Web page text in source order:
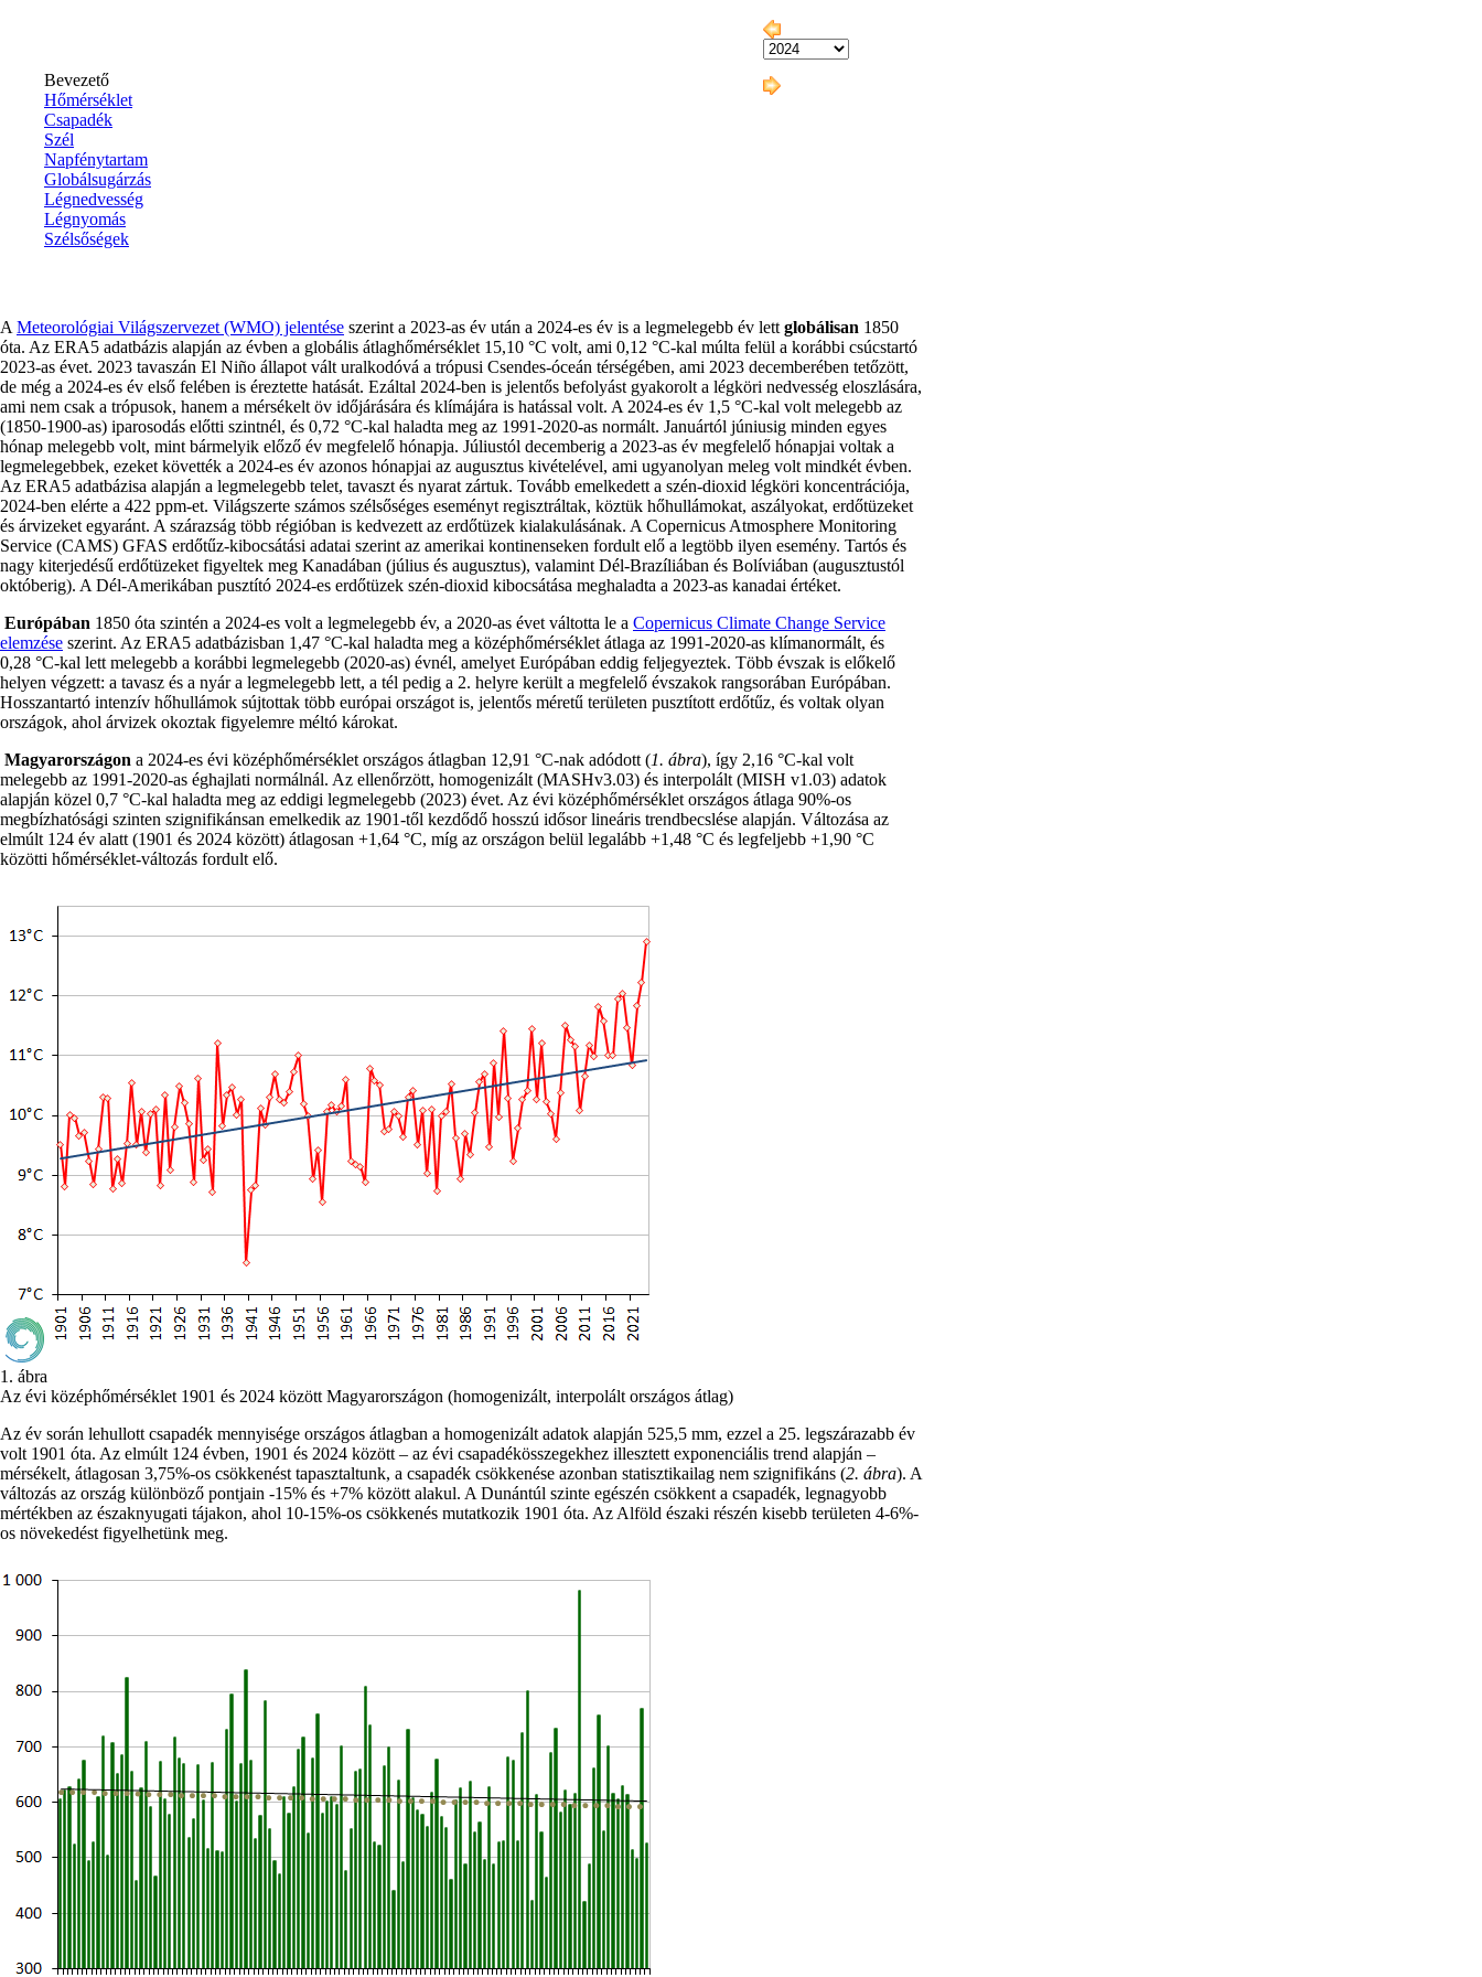
Bevezető
Hőmérséklet
Csapadék
Szél
Napfénytartam
Globálsugárzás
Légnedvesség
Légnyomás
Szélsőségek
A Meteorológiai Világszervezet (WMO) jelentése szerint a 2023-as év után a 2024-es év is a legmelegebb év lett globálisan 1850
óta. Az ERA5 adatbázis alapján az évben a globális átlaghőmérséklet 15,10 °C volt, ami 0,12 °C-kal múlta felül a korábbi csúcstartó
2023-as évet. 2023 tavaszán El Niño állapot vált uralkodóvá a trópusi Csendes-óceán térségében, ami 2023 decemberében tetőzött,
de még a 2024-es év első felében is éreztette hatását. Ezáltal 2024-ben is jelentős befolyást gyakorolt a légköri nedvesség eloszlására,
ami nem csak a trópusok, hanem a mérsékelt öv időjárására és klímájára is hatással volt. A 2024-es év 1,5 °C-kal volt melegebb az
(1850-1900-as) iparosodás előtti szintnél, és 0,72 °C-kal haladta meg az 1991-2020-as normált. Januártól júniusig minden egyes
hónap melegebb volt, mint bármelyik előző év megfelelő hónapja. Júliustól decemberig a 2023-as év megfelelő hónapjai voltak a
legmelegebbek, ezeket követték a 2024-es év azonos hónapjai az augusztus kivételével, ami ugyanolyan meleg volt mindkét évben.
Az ERA5 adatbázisa alapján a legmelegebb telet, tavaszt és nyarat zártuk. Tovább emelkedett a szén-dioxid légköri koncentrációja,
2024-ben elérte a 422 ppm-et. Világszerte számos szélsőséges eseményt regisztráltak, köztük hőhullámokat, aszályokat, erdőtüzeket
és árvizeket egyaránt. A szárazság több régióban is kedvezett az erdőtüzek kialakulásának. A Copernicus Atmosphere Monitoring
Service (CAMS) GFAS erdőtűz-kibocsátási adatai szerint az amerikai kontinenseken fordult elő a legtöbb ilyen esemény. Tartós és
nagy kiterjedésű erdőtüzeket figyeltek meg Kanadában (július és augusztus), valamint Dél-Brazíliában és Bolíviában (augusztustól
októberig). A Dél-Amerikában pusztító 2024-es erdőtüzek szén-dioxid kibocsátása meghaladta a 2023-as kanadai értéket.
Európában 1850 óta szintén a 2024-es volt a legmelegebb év, a 2020-as évet váltotta le a Copernicus Climate Change Service
elemzése szerint. Az ERA5 adatbázisban 1,47 °C-kal haladta meg a középhőmérséklet átlaga az 1991-2020-as klímanormált, és
0,28 °C-kal lett melegebb a korábbi legmelegebb (2020-as) évnél, amelyet Európában eddig feljegyeztek. Több évszak is előkelő
helyen végzett: a tavasz és a nyár a legmelegebb lett, a tél pedig a 2. helyre került a megfelelő évszakok rangsorában Európában.
Hosszantartó intenzív hőhullámok sújtottak több európai országot is, jelentős méretű területen pusztított erdőtűz, és voltak olyan
országok, ahol árvizek okoztak figyelemre méltó károkat.
Magyarországon a 2024-es évi középhőmérséklet országos átlagban 12,91 °C-nak adódott (1. ábra), így 2,16 °C-kal volt
melegebb az 1991-2020-as éghajlati normálnál. Az ellenőrzött, homogenizált (MASHv3.03) és interpolált (MISH v1.03) adatok
alapján közel 0,7 °C-kal haladta meg az eddigi legmelegebb (2023) évet. Az évi középhőmérséklet országos átlaga 90%-os
megbízhatósági szinten szignifikánsan emelkedik az 1901-től kezdődő hosszú idősor lineáris trendbecslése alapján. Változása az
elmúlt 124 év alatt (1901 és 2024 között) átlagosan +1,64 °C, míg az országon belül legalább +1,48 °C és legfeljebb +1,90 °C
közötti hőmérséklet-változás fordult elő.
1. ábra
Az évi középhőmérséklet 1901 és 2024 között Magyarországon (homogenizált, interpolált országos átlag)
Az év során lehullott csapadék mennyisége országos átlagban a homogenizált adatok alapján 525,5 mm, ezzel a 25. legszárazabb év
volt 1901 óta. Az elmúlt 124 évben, 1901 és 2024 között – az évi csapadékösszegekhez illesztett exponenciális trend alapján –
mérsékelt, átlagosan 3,75%-os csökkenést tapasztaltunk, a csapadék csökkenése azonban statisztikailag nem szignifikáns (2. ábra). A
változás az ország különböző pontjain -15% és +7% között alakul. A Dunántúl szinte egészén csökkent a csapadék, legnagyobb
mértékben az északnyugati tájakon, ahol 10‑15%-os csökkenés mutatkozik 1901 óta. Az Alföld északi részén kisebb területen 4-6%-
os növekedést figyelhetünk meg.